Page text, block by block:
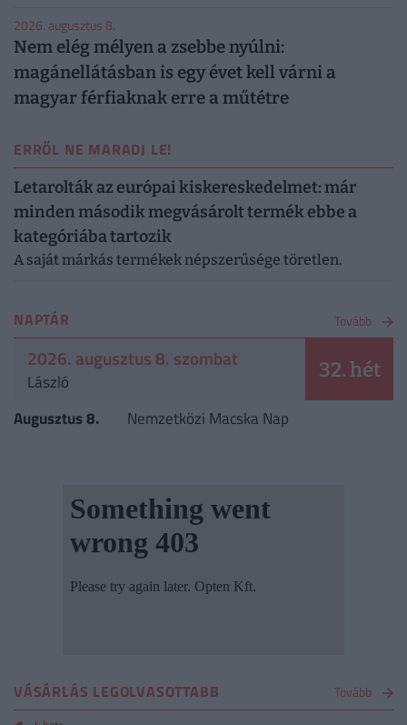
2026. augusztus 8.
Nem elég mélyen a zsebbe nyúlni:
magánellátásban is egy évet kell várni a
magyar férfiaknak erre a műtétre
ERRŐL NE MARADJ LE!
Letarolták az európai kiskereskedelmet: már
minden második megvásárolt termék ebbe a
kategóriába tartozik
A saját márkás termékek népszerűsége töretlen.
NAPTÁR Tovább
2026. augusztus 8. szombat
László 32. hét
Augusztus 8. Nemzetközi Macska Nap
VÁSÁRLÁS LEGOLVASOTTABB Tovább